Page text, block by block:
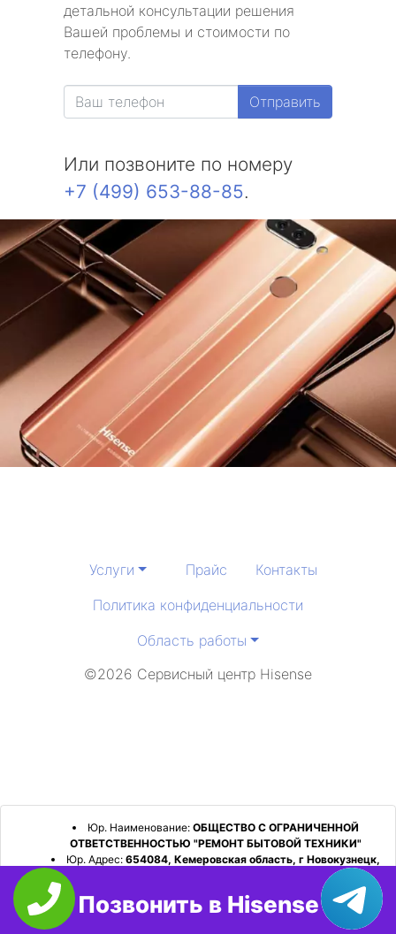
детальной консультации решения
Вашей проблемы и стоимости по
телефону.
Отправить
Или позвоните по номеру
+7 (499) 653-88-85.
Услуги Прайс
Контакты
Политика конфиденциальности
Область работы
©2026 Сервисный центр Hisense
Юр. Наименование: ОБЩЕСТВО С ОГРАНИЧЕННОЙ
ОТВЕТСТВЕННОСТЬЮ "РЕМОНТ БЫТОВОЙ ТЕХНИКИ"
Юр. Адрес: 654084, Кемеровская область, г Новокузнецк,
р-н Орджоникидзевский, пр-кт Шахтеров, д. 31, кв. 2
ИНН: 4253052180 ОГРН:1224200006128
Позвонить в Hisense